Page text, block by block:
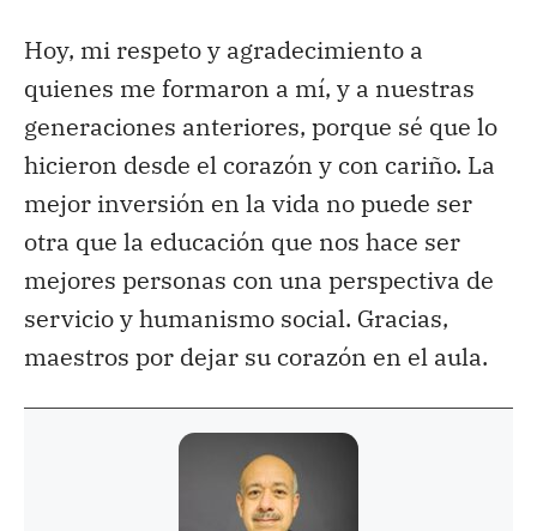
Hoy, mi respeto y agradecimiento a
quienes me formaron a mí, y a nuestras
generaciones anteriores, porque sé que lo
hicieron desde el corazón y con cariño. La
mejor inversión en la vida no puede ser
otra que la educación que nos hace ser
mejores personas con una perspectiva de
servicio y humanismo social. Gracias,
maestros por dejar su corazón en el aula.